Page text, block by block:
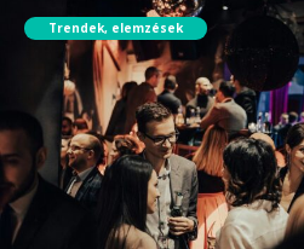
Trendek, elemzések